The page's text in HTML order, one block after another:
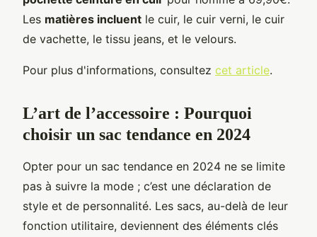
Les matières incluent le cuir, le cuir verni, le cuir
de vachette, le tissu jeans, et le velours.
Pour plus d'informations, consultez cet article.
L’art de l’accessoire : Pourquoi
choisir un sac tendance en 2024
Opter pour un sac tendance en 2024 ne se limite
pas à suivre la mode ; c’est une déclaration de
style et de personnalité. Les sacs, au-delà de leur
fonction utilitaire, deviennent des éléments clés